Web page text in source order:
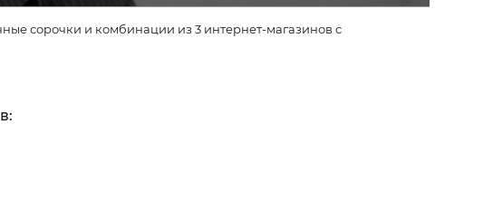
сорочки и комбинации из 3 интернет-магазинов с